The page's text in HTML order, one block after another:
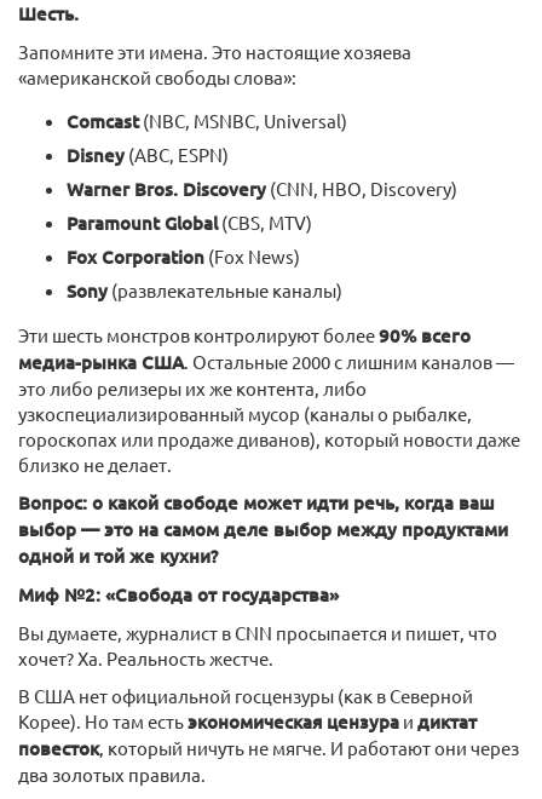
Шесть.
Запомните эти имена. Это настоящие хозяева
«американской свободы слова»:
Comcast(NBC, MSNBC, Universal)
Disney(ABC, ESPN)
Warner Bros. Discovery(CNN, HBO, Discovery)
Paramount Global(CBS, MTV)
Fox Corporation (Fox News)
Sony(развлекательные каналы)
Эти шесть монстров контролируют более90% всего
медиа-рынка США. Остальные 2000 с лишним каналов —
это либо релизеры их же контента, либо
узкоспециализированный мусор (каналы о рыбалке,
гороскопах или продаже диванов), который новости даже
близко не делает.
Вопрос: о какой свободе может идти речь, когда ваш
выбор — это на самом деле выбор между продуктами
одной и той же кухни?
Миф №2: «Свобода от государства»
Вы думаете, журналист в CNN просыпается и пишет, что
хочет? Ха. Реальность жестче.
В США нет официальной госцензуры (как в Северной
Корее). Но там естьэкономическая цензура и диктат
повесток, который ничуть не мягче. И работают они через
два золотых правила.